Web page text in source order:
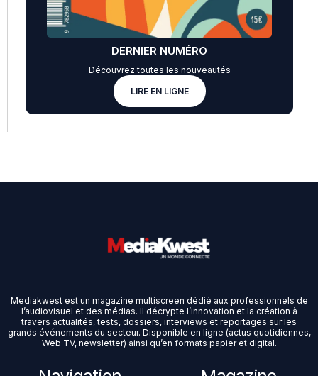
DERNIER NUMÉRO
Découvrez toutes les nouveautés
LIRE EN LIGNE
Mediakwest est un magazine multiscreen dédié aux professionnels de
l’audiovisuel et des médias. Il décrypte l’innovation et la création à
travers actualités, tests, dossiers, interviews et reportages sur les
grands événements du secteur. Disponible en ligne (actus quotidiennes,
Web TV, newsletter) ainsi qu’en formats papier et digital.